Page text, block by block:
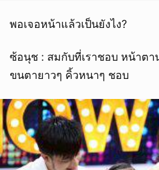
พอเจอหน้าแล้วเป็นยังไง?
ซ้อนุช : สมกับที่เราชอบ หน้าตา
ขนตายาวๆ คิ้วหนาๆ ชอบ